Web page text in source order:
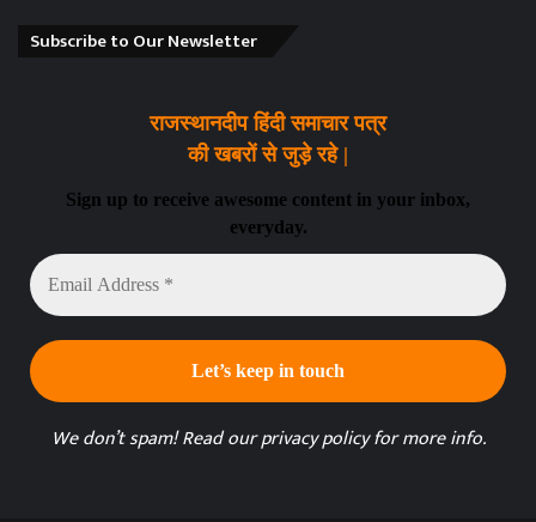
Subscribe to Our Newsletter
राजस्थानदीप हिंदी समाचार पत्र
की खबरों से जुड़े रहे |
Sign up to receive awesome content in your inbox,
everyday.
Email
Address
*
We don’t spam! Read ourprivacy policyfor more info.